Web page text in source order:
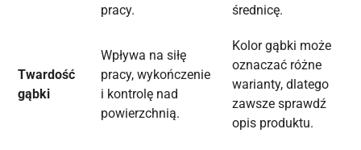
pracy.
średnicę.
Twardość
gąbki
Wpływa na siłę
pracy, wykończenie
i kontrolę nad
powierzchnią.
Kolor gąbki może
oznaczać różne
warianty, dlatego
zawsze sprawdź
opis produktu.